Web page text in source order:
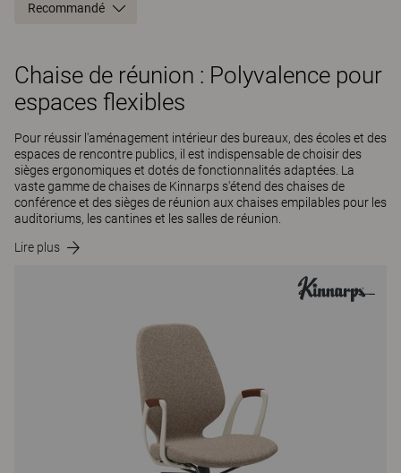
Recommandé
Chaise de réunion : Polyvalence pour
espaces flexibles
Pour réussir l'aménagement intérieur des bureaux, des écoles et des
espaces de rencontre publics, il est indispensable de choisir des
sièges ergonomiques et dotés de fonctionnalités adaptées. La
vaste gamme de chaises de Kinnarps s'étend des chaises de
conférence et des sièges de réunion aux chaises empilables pour les
auditoriums, les cantines et les salles de réunion.
Lire plus